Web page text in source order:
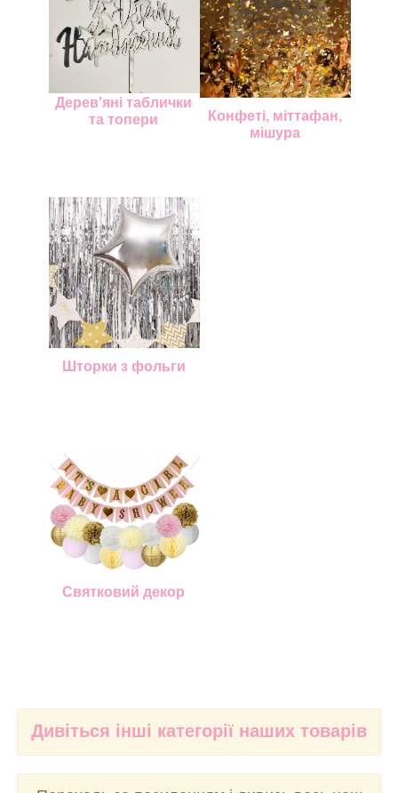
Дивіться інші категорії наших товарів
Дерев'яні таблички
та топери
Конфеті, міттафан,
мішура
Шторки з фольги
Святковий декор